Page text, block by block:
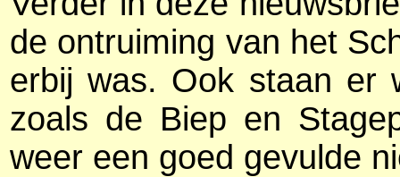
de ontruiming van het
erbij was. Ook staan er
zoals de Biep en
weer een goed gevulde